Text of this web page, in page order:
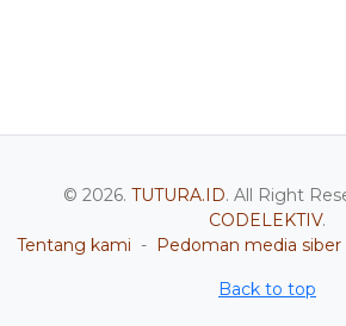
© 2026. TUTURA.ID. All Right
CODELEKTIV.
Tentang kami - Pedoman media siber
Back to top